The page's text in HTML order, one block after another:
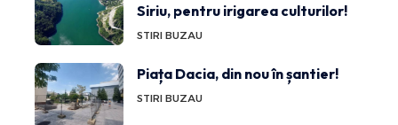
Siriu, pentru irigarea culturilor!
STIRI BUZAU
Piața Dacia, din nou în șantier!
STIRI BUZAU